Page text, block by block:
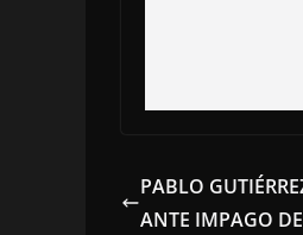
PABLO
ANTE IMPAGO